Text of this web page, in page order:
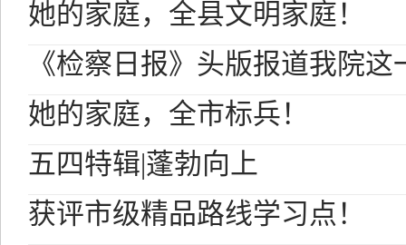
她的家庭，全县文明家庭！
《检察日报》头版报道我院这
她的家庭，全市标兵！
五四特辑|蓬勃向上
获评市级精品路线学习点！